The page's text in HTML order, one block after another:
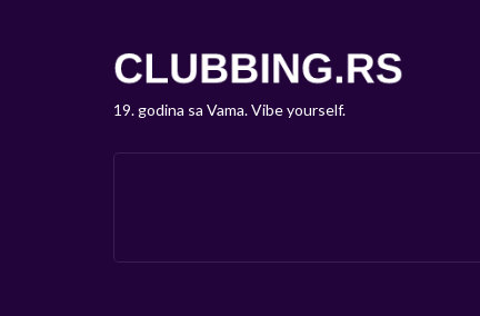
19. godina sa Vama. Vibe yourself.